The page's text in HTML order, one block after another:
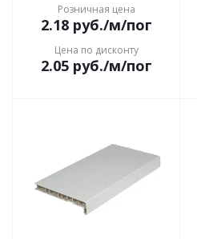
Розничная цена
2.18руб./м/пог
Цена по дисконту
2.05руб./м/пог